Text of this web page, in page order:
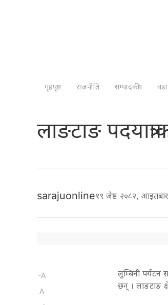
गृहपृष्ठ राजनीति सम्पादकीय
लाङटाङ
sarajuonline१९ जेष्ठ २०८२, आइतबार
-A
A
लुम्बिनी पर्यटन
छन् । लाङटाङ